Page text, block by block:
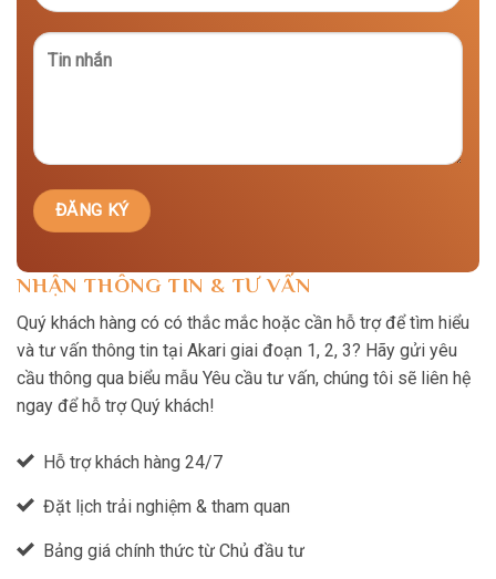
NHẬN THÔNG TIN & TƯ VẤN
Quý khách hàng có có thắc mắc hoặc cần hỗ trợ để tìm hiểu
và tư vấn thông tin tại Akari giai đoạn 1, 2, 3? Hãy gửi yêu
cầu thông qua biểu mẫu Yêu cầu tư vấn, chúng tôi sẽ liên hệ
ngay để hỗ trợ Quý khách!
Hỗ trợ khách hàng 24/7
Đặt lịch trải nghiệm & tham quan
Bảng giá chính thức từ Chủ đầu tư